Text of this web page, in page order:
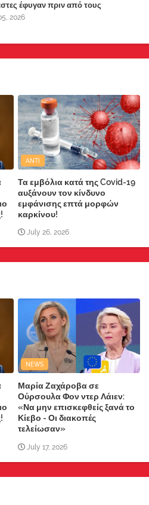
έφυγαν πριν από τους
2026
ANTI
Τα εμβόλια κατά της Covid-19
αυξάνουν τον κίνδυνο
εμφάνισης επτά μορφών
καρκίνου!
July 26, 2026
NEWS
Μαρία Ζαχάροβα σε
Ούρσουλα Φον ντερ Λάιεν:
«Να μην επισκεφθείς ξανά το
Κίεβο - Οι διακοπές
τελείωσαν»
July 17, 2026